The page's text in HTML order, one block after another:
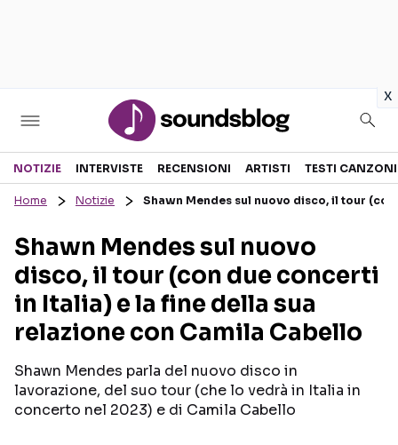
x
Sezioni
RECENSIONI MUSICALI
INTERVISTE
GOSSIP E CURIOSITÀ
TESTI CANZONI
TOUR ED EVENTI
TALENT SHOW
NOTIZIE INTERVISTE RECENSIONI ARTISTI TESTI CANZONI
Home Notizie Shawn Mendes sul nuovo disco, il tour
Shawn Mendes sul nuovo
disco, il tour (con due concerti
in Italia) e la fine della sua
relazione con Camila Cabello
Shawn Mendes parla del nuovo disco in
lavorazione, del suo tour (che lo vedrà in Italia in
concerto nel 2023) e di Camila Cabello